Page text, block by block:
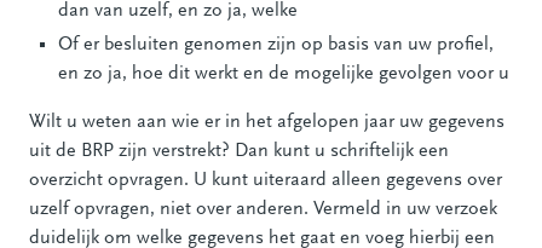
dan van uzelf, en zo ja, welke
Of er besluiten genomen zijn op basis van uw profiel,
en zo ja, hoe dit werkt en de mogelijke gevolgen voor u
Wilt u weten aan wie er in het afgelopen jaar uw gegevens
uit de BRP zijn verstrekt? Dan kunt u schriftelijk een
overzicht opvragen. U kunt uiteraard alleen gegevens over
uzelf opvragen, niet over anderen. Vermeld in uw verzoek
duidelijk om welke gegevens het gaat en voeg hierbij een